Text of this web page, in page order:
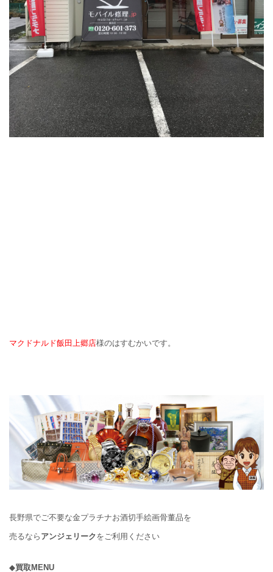
マクドナルド飯田上郷店様のはすむかいです。
長野県でご不要な金プラチナお酒切手絵画骨董品を
売るなら アンジェリーク をご利用ください
◆買取MENU